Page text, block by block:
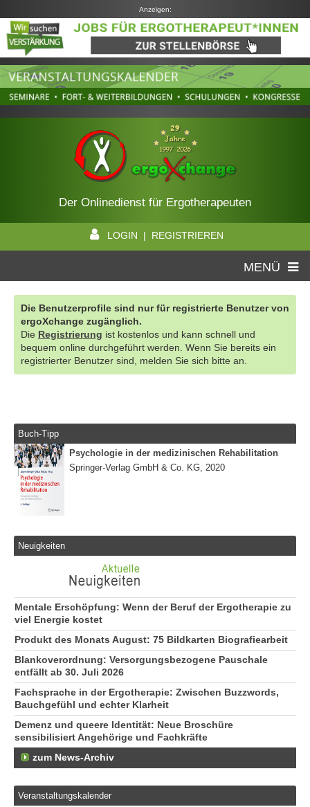
Anzeigen:
Der Onlinedienst für Ergotherapeuten
LOGIN | REGISTRIEREN
MENÜ
Die Benutzerprofile sind nur für registrierte Benutzer von
ergoXchange zugänglich.
Die Registrierung ist kostenlos und kann schnell und
bequem online durchgeführt werden. Wenn Sie bereits ein
registrierter Benutzer sind, melden Sie sich bitte an.
Buch-Tipp
Psychologie in der medizinischen Rehabilitation
Springer-Verlag GmbH & Co. KG, 2020
Neuigkeiten
Mentale Erschöpfung: Wenn der Beruf der Ergotherapie zu
viel Energie kostet
Produkt des Monats August: 75 Bildkarten Biografiearbeit
Blankoverordnung: Versorgungsbezogene Pauschale
entfällt ab 30. Juli 2026
Fachsprache in der Ergotherapie: Zwischen Buzzwords,
Bauchgefühl und echter Klarheit
Demenz und queere Identität: Neue Broschüre
sensibilisiert Angehörige und Fachkräfte
zum News-Archiv
Veranstaltungskalender